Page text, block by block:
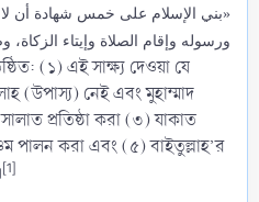
«بني الإسلام على خمس شهادة أن لا
ورسوله وإقام الصلاة وإيتاء
(১) এই সাক্ষ্য দেওয়া যে
(উপাস্য) নেই এবং মুহাম্মাদ
প্রতিষ্ঠা করা (৩) যাকাত
পালন করা এবং (৫) বাইতুল্লাহ’র
[1]